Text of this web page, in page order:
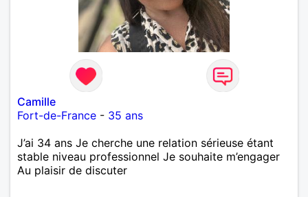
Camille
Fort-de-France - 35 ans
J’ai 34 ans Je cherche une relation sérieuse étant
stable niveau professionnel Je souhaite m’engager
Au plaisir de discuter